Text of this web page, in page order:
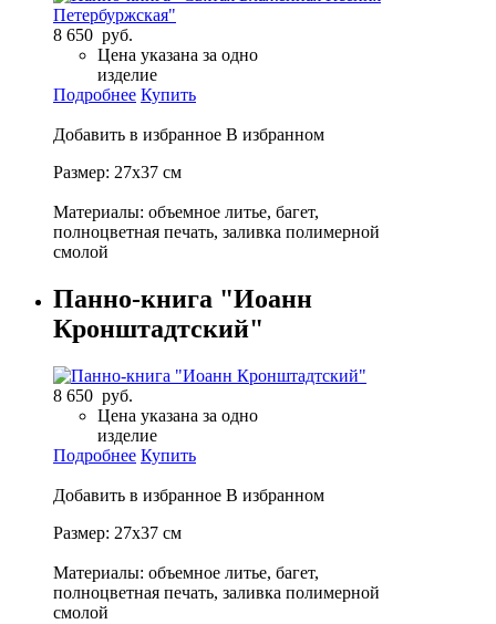
8 650 руб.
Цена указана за одно
изделие
Подробнее Купить
Добавить в избранное В избранном
Размер: 27х37 см
Материалы: объемное литье, багет,
полноцветная печать, заливка полимерной
смолой
Панно-книга "Иоанн
Кронштадтский"
8 650 руб.
Цена указана за одно
изделие
Подробнее Купить
Добавить в избранное В избранном
Размер: 27х37 см
Материалы: объемное литье, багет,
полноцветная печать, заливка полимерной
смолой